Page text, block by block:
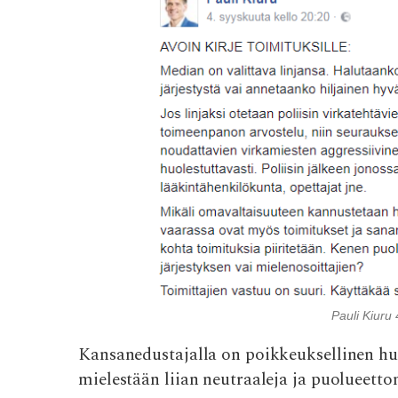
p
p
Pauli Kiuru
Kansanedustajalla on poikkeuksellinen
mielestään liian neutraaleja ja